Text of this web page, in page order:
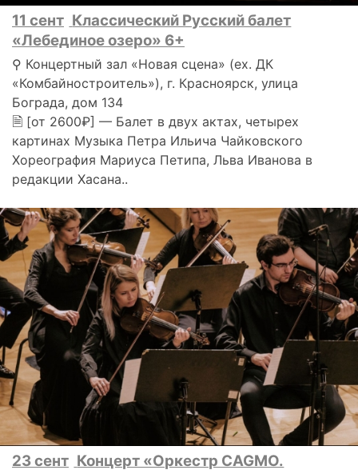
11 сент Классический Русский балет
«Лебединое озеро» 6+
⚲ Концертный зал «Новая сцена» (ex. ДК
«Комбайностроитель»), г. Красноярск, улица
Бограда, дом 134
🗎 [от 2600₽] — Балет в двух актах, четырех
картинах Музыка Петра Ильича Чайковского
Хореография Мариуса Петипа, Льва Иванова в
редакции Хасана..
23 сент Концерт «Оркестр CAGMO.